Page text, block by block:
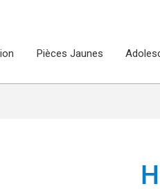
Pièces Jaunes